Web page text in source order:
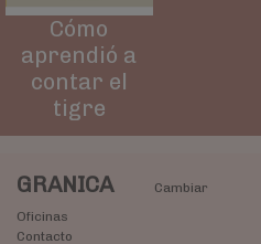
Cómo
aprendió a
contar el
tigre
GRANICA
Cambiar
Oficinas
Contacto